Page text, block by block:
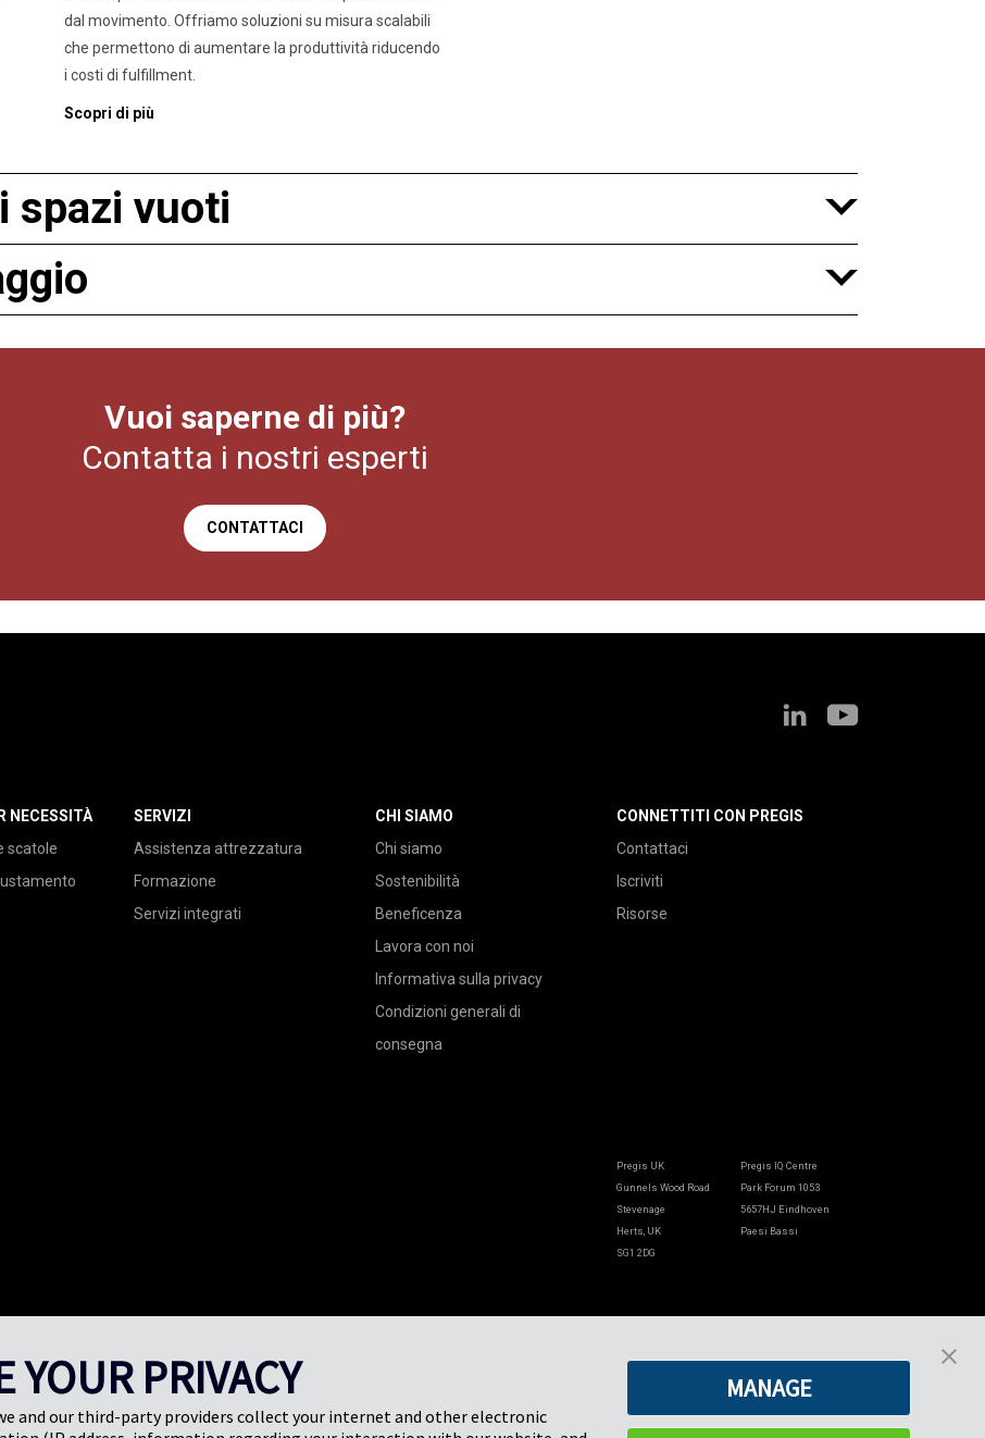
dal movimento. Offriamo soluzioni su misura scalabili
che permettono di aumentare la produttività riducendo
i costi di fulfillment.
Scopri di più
spazi vuoti
Vuoi saperne di più?
Contatta i nostri esperti
CONTATTACI
NECESSITÀ
scatole
SERVIZI
Assistenza attrezzatura
Formazione
Servizi integrati
CHI SIAMO
Chi siamo
Sostenibilità
Beneficenza
Lavora con noi
Informativa sulla privacy
Condizioni generali di
consegna
CONNETTITI CON PREGIS
Contattaci
Iscriviti
Risorse
Pregis UK
Gunnels Wood Road
Stevenage
Herts, UK
SG1 2DG
Pregis IQ Centre
Park Forum 1053
5657HJ Eindhoven
Paesi Bassi
40789 Monheim am Rhein
Geschäftsführer: K. J. Baudhuin,
D. K. LaVanWay, L. Darnell
YOUR PRIVACY
and our third-party providers collect your internet and other electronic
MANAGE